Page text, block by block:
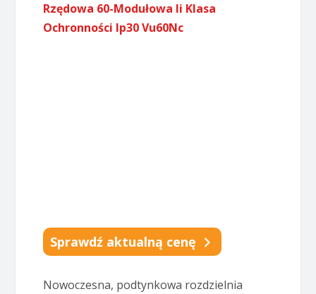
Rzędowa 60-Modułowa Ii Klasa
Ochronności Ip30 Vu60Nc
Sprawdź aktualną cenę
Nowoczesna, podtynkowa rozdzielnia